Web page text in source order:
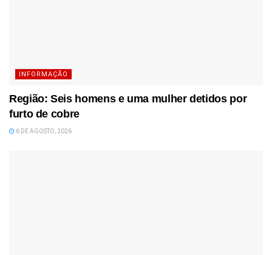
INFORMAÇÃO
Região: Seis homens e uma mulher detidos por
furto de cobre
6 DE AGOSTO, 2026